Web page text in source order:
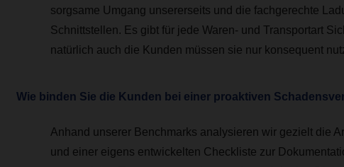
sorgsame Umgang unsererseits und die fachgerechte
Schnittstellen. Es gibt für jede Waren- und Transportart
natürlich auch die Kunden müssen sie nur konsequent
Wie binden Sie die Kunden bei einer proaktiven
Anhand unserer Benchmarks analysieren wir gezielt die
und einer eigens entwickelten Checkliste zur